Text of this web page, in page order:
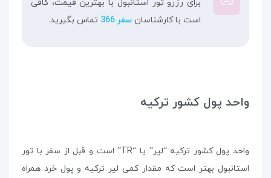
برای رزرو تور استانبول با بهترین قیمت، کافی
است با کارشناسان سفر 366 تماس بگیرید.
واحد پول کشور ترکیه
واحد پول کشور ترکیه “لیر” یا “TR” است و قبل از سفر با تور
استانبول بهتر است که مقدار کمی لیر ترکیه و پول خرد همراه